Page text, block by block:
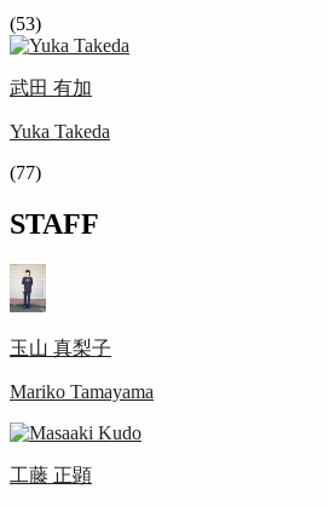
(53)
武田 有加
Yuka Takeda
(77)
STAFF
玉山 真梨子
Mariko Tamayama
工藤 正顕